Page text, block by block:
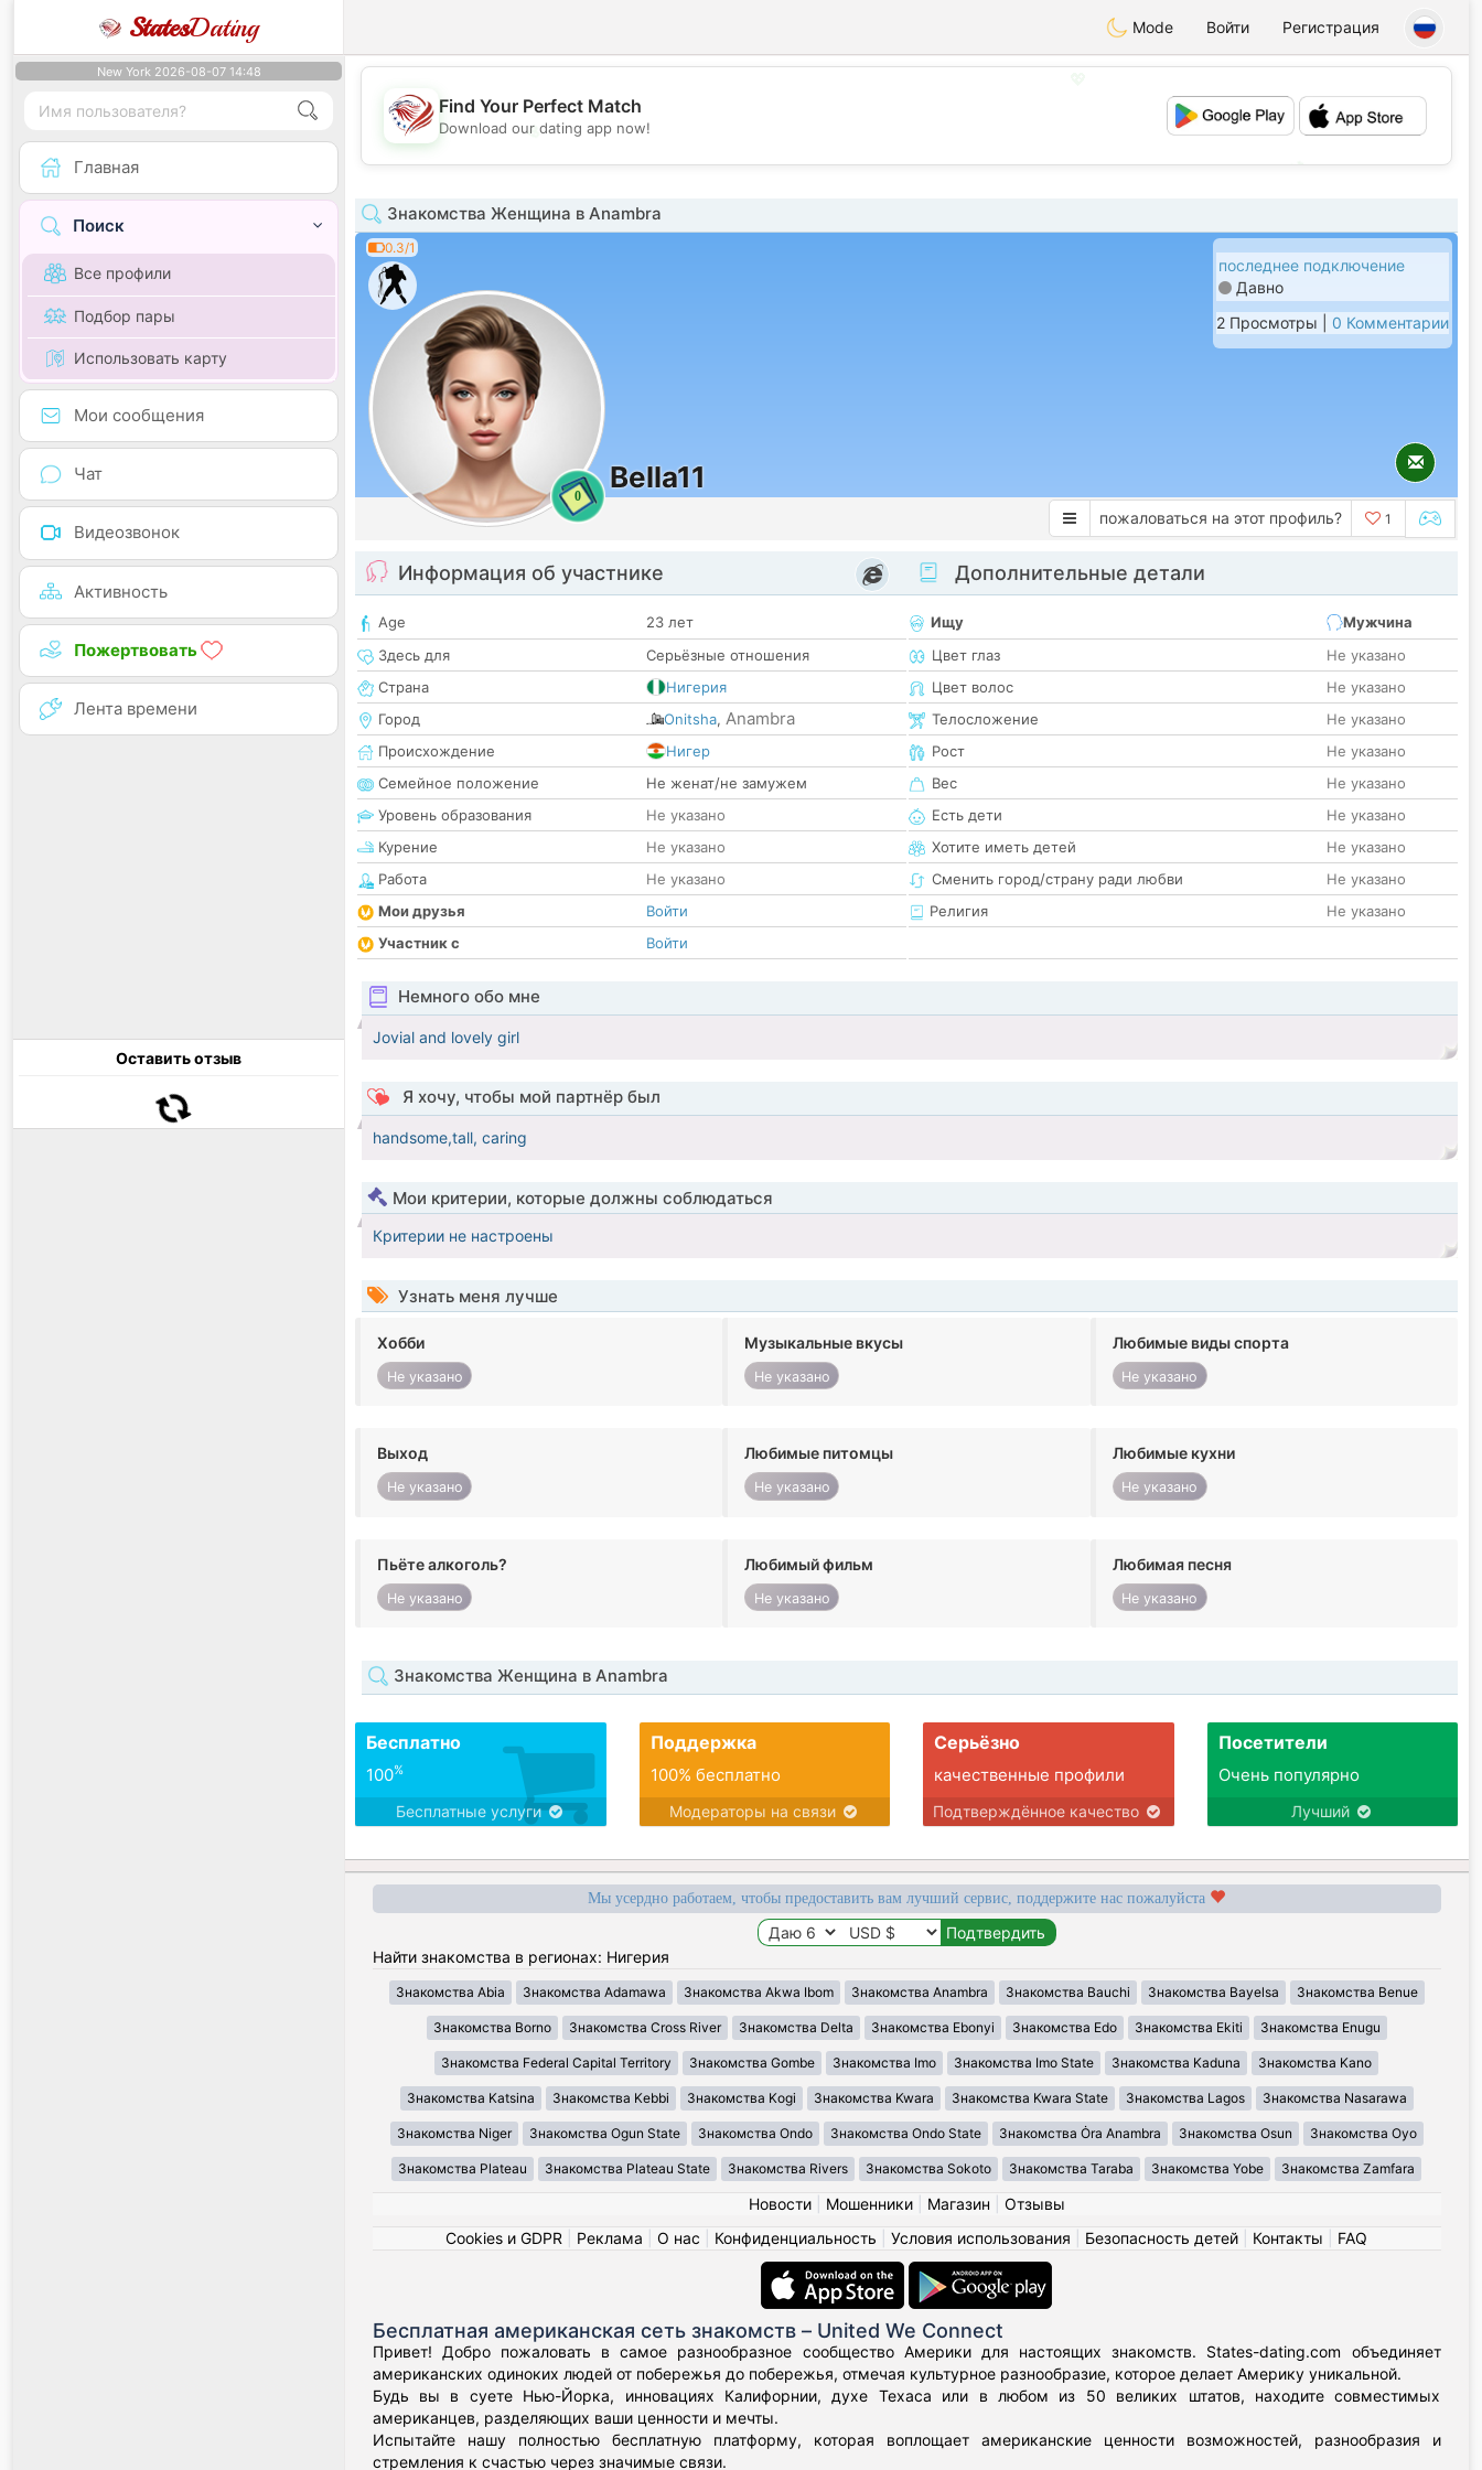
StatesDating Mode Войти Регистрация
New York 2026-08-07 14:48
Главная
Поиск
Все профили
Подбор пары
Использовать карту
Мои сообщения
Чат
Видеозвонок
Активность
Пожертвовать
Лента времени
Оставить отзыв
💖
💕
Find Your Perfect Match
Download our dating app now!
Знакомства Женщина в Anambra
0.3/1
0
Bella11
последнее подключение
Давно
2 Просмотры | 0 Комментарии
пожаловаться на этот профиль? 1
Информация об участнике
Age
23 лет
Здесь для
Серьёзные отношения
Страна
Нигерия
Город
Onitsha, Anambra
Происхождение
Нигер
Семейное положение
Не женат/не замужем
Уровень образования
Не указано
Курение
Не указано
Работа
Не указано
Мои друзья
Войти
Участник с
Войти
Дополнительные детали
Ищу
Мужчина
Цвет глаз
Не указано
Цвет волос
Не указано
Телосложение
Не указано
Рост
Не указано
Вес
Не указано
Есть дети
Не указано
Хотите иметь детей
Не указано
Сменить город/страну ради любви
Не указано
Религия
Не указано
Немного обо мне
Jovial and lovely girl
Я хочу, чтобы мой партнёр был
handsome,tall, caring
Мои критерии, которые должны соблюдаться
Критерии не настроены
Узнать меня лучше
Хобби
Не указано
Музыкальные вкусы
Не указано
Любимые виды спорта
Не указано
Выход
Не указано
Любимые питомцы
Не указано
Любимые кухни
Не указано
Пьёте алкоголь?
Не указано
Любимый фильм
Не указано
Любимая песня
Не указано
Знакомства Женщина в Anambra
Бесплатно
100%
Бесплатные услуги
Поддержка
100% бесплатно
Модераторы на связи
Серьёзно
качественные профили
Подтверждённое качество
Посетители
Очень популярно
Лучший
Мы усердно работаем, чтобы предоставить вам лучший сервис, поддержите нас пожалуйста
Найти знакомства в регионах: Нигерия
Знакомства Abia Знакомства Adamawa Знакомства Akwa Ibom Знакомства Anambra Знакомства Bauchi Знакомства Bayelsa Знакомства Benue
Знакомства Borno Знакомства Cross River Знакомства Delta Знакомства Ebonyi Знакомства Edo Знакомства Ekiti Знакомства Enugu
Знакомства Federal Capital Territory Знакомства Gombe Знакомства Imo Знакомства Imo State Знакомства Kaduna Знакомства Kano
Знакомства Katsina Знакомства Kebbi Знакомства Kogi Знакомства Kwara Знакомства Kwara State Знакомства Lagos Знакомства Nasarawa
Знакомства Niger Знакомства Ogun State Знакомства Ondo Знакомства Ondo State Знакомства Ȯra Anambra Знакомства Osun Знакомства Oyo
Знакомства Plateau Знакомства Plateau State Знакомства Rivers Знакомства Sokoto Знакомства Taraba Знакомства Yobe Знакомства Zamfara
Новости| Мошенники| Магазин
Отзывы
Cookies и GDPR
Реклама О нас Конфиденциальность Условия использования Безопасность детей Контакты FAQ
Бесплатная американская сеть знакомств – United We Connect
Привет! Добро пожаловать в самое разнообразное сообщество Америки для настоящих знакомств. States-dating.com объединяет
американских одиноких людей от побережья до побережья, отмечая культурное разнообразие, которое делает Америку уникальной.
Будь вы в суете Нью-Йорка, инновациях Калифорнии, духе Техаса или в любом из 50 великих штатов, находите совместимых
американцев, разделяющих ваши ценности и мечты.
Испытайте нашу полностью бесплатную платформу, которая воплощает американские ценности возможностей, разнообразия и
стремления к счастью через значимые связи.